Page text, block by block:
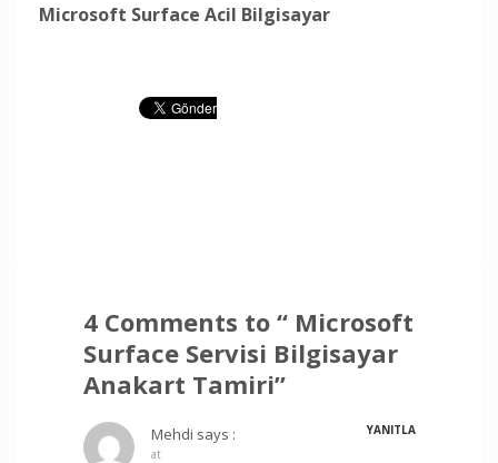
Microsoft Surface Acil Bilgisayar
4 Comments to “ Microsoft
Surface Servisi Bilgisayar
Anakart Tamiri”
Mehdi says :
YANITLA
at